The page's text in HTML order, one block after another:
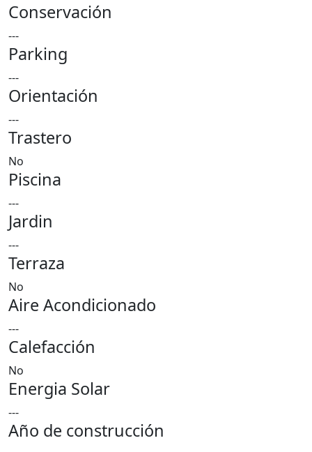
Conservación
---
Parking
---
Orientación
---
Trastero
No
Piscina
---
Jardin
---
Terraza
No
Aire Acondicionado
---
Calefacción
No
Energia Solar
---
Año de construcción